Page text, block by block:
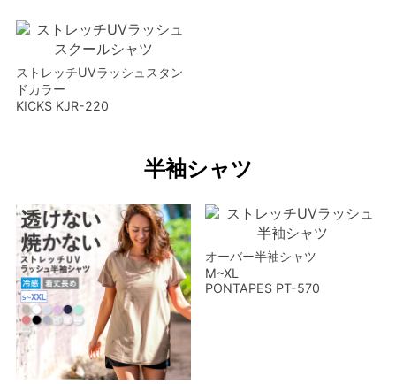
ストレッチUVラッシュスタン
ドカラー
KICKS KJR-220
半袖シャツ
オーバー半袖シャツ
M~XL
PONTAPES PT-570